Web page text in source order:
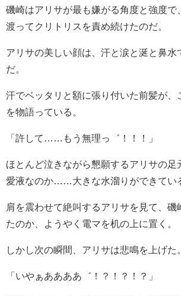
磯崎はアリサが最も嫌がる角度と強度で
渡ってクリトリスを責め続けたのだ。
アリサの美しい顔は、汗と涙と涎と鼻水
だ。
汗でベッタリと額に張り付いた前髪が、
を物語っている。
「許して……もう無理っ゛！！！」
ほとんど泣きながら懇願するアリサの足
愛液なのか……大きな水溜りができてい
肩を震わせて絶叫するアリサを見て、磯
たのか、ようやく電マを机の上に置く。
しかし次の瞬間、アリサは悲鳴を上げた。
「いやぁああああ゛！？！？！？」